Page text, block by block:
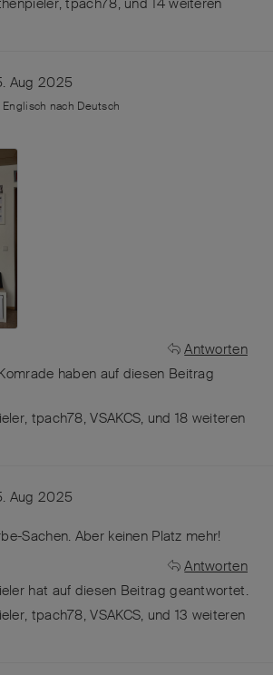
,tpach78, und 14weiteren
Aug 2025
Englisch nach Deutsch
Antworten
haben auf diesen Beitrag
, tpach78,VSAKCS, und 18 weiteren
Aug 2025
Sachen. Aber keinen Platz mehr!
Antworten
hat auf diesen Beitrag geantwortet.
, tpach78,VSAKCS, und 13 weiteren